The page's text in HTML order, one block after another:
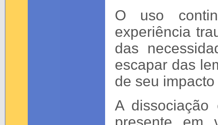
O uso
experiência
das
escapar das
de seu
A dissociação